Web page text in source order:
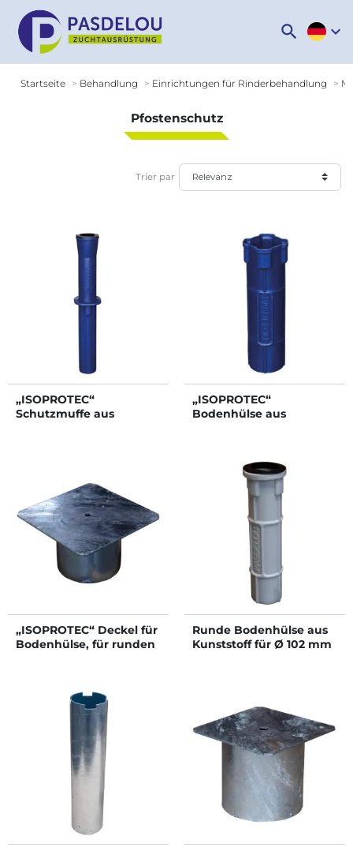
search expand_more
Startseite Behandlung Einrichtungen für Rinderbehandlung
Pfostenschutz
Trier par
„ISOPROTEC“
Schutzmuffe aus
„ISOPROTEC“
Bodenhülse aus
„ISOPROTEC“ Deckel für
Bodenhülse, für runden
Runde Bodenhülse aus
Kunststoff für Ø 102 mm